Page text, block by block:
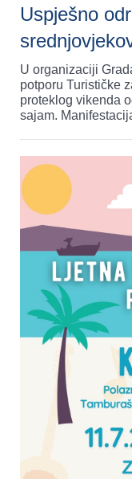
Uspješno
U organizaciji
potporu Turističke
proteklog vikenda
sajam.